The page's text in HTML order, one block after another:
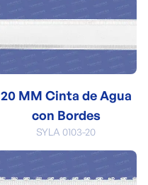
20 MM Cinta de Agua
con Bordes
SYLA 0103-20